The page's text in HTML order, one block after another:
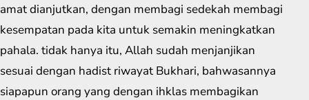
amat dianjutkan, dengan membagi sedekah membagi
kesempatan pada kita untuk semakin meningkatkan
pahala. tidak hanya itu, Allah sudah menjanjikan
sesuai dengan hadist riwayat Bukhari, bahwasannya
siapapun orang yang dengan ihklas membagikan